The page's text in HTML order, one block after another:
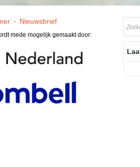
· Nieuwsbrief
mede mogelijk gemaakt door: